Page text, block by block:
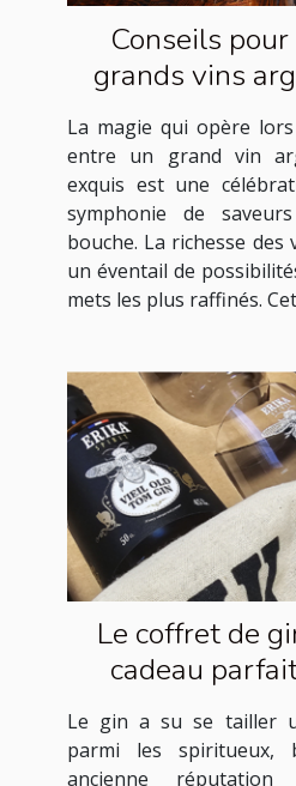
Conseils
grands vins
des plats
La magie qui opère
entre un grand vin
exquis est une
symphonie de
bouche. La richesse
un éventail de
mets les plus raffinés.
Le coffret de
cadeau
amateurs de
Le gin a su se tailler
parmi les
ancienne réputation